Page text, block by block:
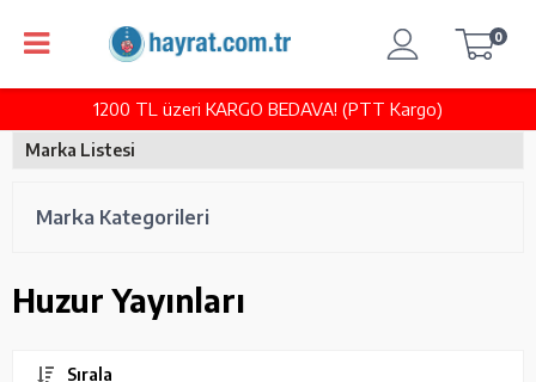
1200 TL üzeri KARGO BEDAVA! (PTT Kargo)
0
Marka Listesi
Marka Kategorileri
Huzur Yayınları
Sırala